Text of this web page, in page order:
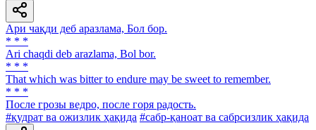
Ари чақди деб аразлама, Бол бор.
* * *
Ari chaqdi deb arazlama, Bol bor.
* * *
That which was bitter to endure may be sweet to remember.
* * *
После грозы ведро, после горя радость.
#қудрат ва ожизлик ҳақида #сабр-қаноат ва сабрсизлик ҳақида